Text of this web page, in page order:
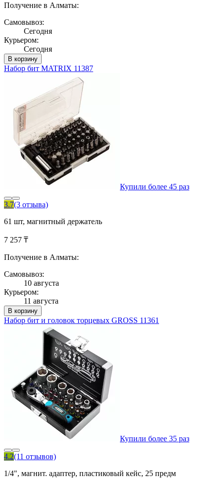
Получение в Алматы:
Самовывоз:
Сегодня
Курьером:
Сегодня
В корзину
Набор бит MATRIX 11387
Купили более 45 раз
3.7(3 отзыва)
61 шт, магнитный держатель
7 257 ₸
Получение в Алматы:
Самовывоз:
10 августа
Курьером:
11 августа
В корзину
Набор бит и головок торцевых GROSS 11361
Купили более 35 раз
4.2(11 отзывов)
1/4", магнит. адаптер, пластиковый кейс, 25 предм